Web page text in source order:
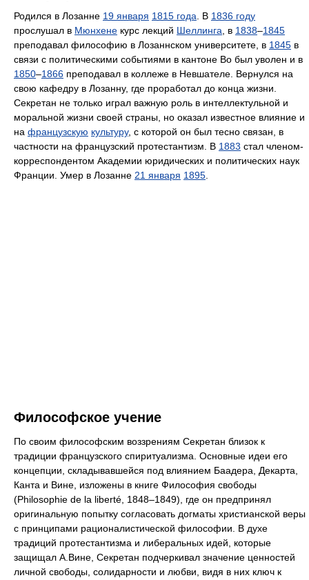
Родился в Лозанне 19 января 1815 года . В 1836 году
прослушал в Мюнхене курс лекций Шеллинга , в 1838–1845
преподавал философию в Лозаннском университете, в 1845 в
связи с политическими событиями в кантоне Во был уволен и в
1850–1866 преподавал в коллеже в Невшателе. Вернулся на
свою кафедру в Лозанну, где проработал до конца жизни.
Секретан не только играл важную роль в интеллектульной и
моральной жизни своей страны, но оказал известное влияние и
на французскую культуру, с которой он был тесно связан, в
частности на французский протестантизм. В 1883 стал членом-
корреспондентом Академии юридических и политических наук
Франции. Умер в Лозанне 21 января 1895
Философское учение
По своим философским воззрениям Секретан близок к
традиции французского спиритуализма. Основные идеи его
концепции, складывавшейся под влиянием Баадера, Декарта,
Канта и Вине, изложены в книге Философия свободы
(Philosophie de la liberté, 1848–1849), где он предпринял
оригинальную попытку согласовать догматы христианской веры
с принципами рационалистической философии. В духе
традиций протестантизма и либеральных идей, которые
защищал А.Вине, Секретан подчеркивал значение ценностей
личной свободы, солидарности и любви, видя в них ключ к